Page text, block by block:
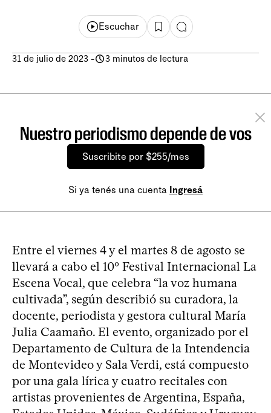
Escuchar
31 de julio de 2023 - 3 minutos de lectura
Nuestro periodismo depende de vos
Suscribite por $255/mes
Si ya tenés una cuenta Ingresá
Entre el viernes 4 y el martes 8 de agosto se
llevará a cabo el 10º Festival Internacional La
Escena Vocal, que celebra “la voz humana
cultivada”, según describió su curadora, la
docente, periodista y gestora cultural María
Julia Caamaño. El evento, organizado por el
Departamento de Cultura de la Intendencia
de Montevideo y Sala Verdi, está compuesto
por una gala lírica y cuatro recitales con
artistas provenientes de Argentina, España,